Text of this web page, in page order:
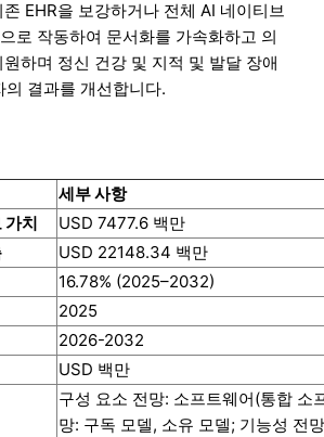
EHR을 보강하거나 전체 AI 네이티브
로 작동하여 문서화를 가속화하고 의
하며 정신 건강 및 지적 및 발달 장애
의 결과를 개선합니다.
세부 사항
치
USD 7477.6 백만
USD 22148.34 백만
16.78% (2025–2032)
2025
2026-2032
USD 백만
구성 요소 전망: 소프트웨어(통합 소
망: 구독 모델, 소유 모델; 기능성 전